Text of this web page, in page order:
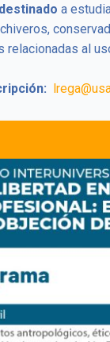
destinado a
relacionadas al